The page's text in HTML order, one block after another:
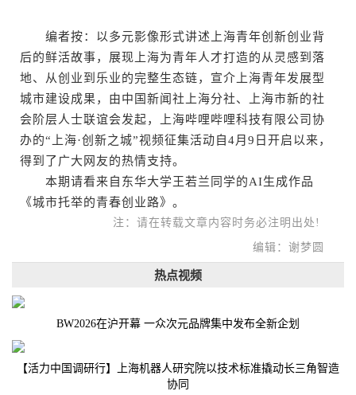
编者按：以多元影像形式讲述上海青年创新创业背
后的鲜活故事，展现上海为青年人才打造的从灵感到落
地、从创业到乐业的完整生态链，宣介上海青年发展型
城市建设成果，由中国新闻社上海分社、上海市新的社
会阶层人士联谊会发起，上海哔哩哔哩科技有限公司协
办的“上海·创新之城”视频征集活动自4月9日开启以来，
得到了广大网友的热情支持。
本期请看来自东华大学王若兰同学的AI生成作品
《城市托举的青春创业路》。
注：请在转载文章内容时务必注明出处!
编辑：谢梦圆
热点视频
BW2026在沪开幕 一众次元品牌集中发布全新企划
【活力中国调研行】上海机器人研究院以技术标准撬动长三角智造
协同